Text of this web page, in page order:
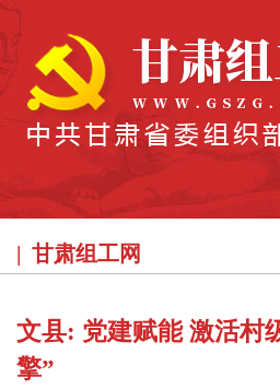
甘肃组工网
文县: 党建赋能 激活村
擎”